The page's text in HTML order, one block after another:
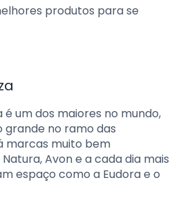
produtos para se
um dos maiores no mundo,
no ramo das
marcas muito bem
Avon e a cada dia mais
espaço como a Eudora e o